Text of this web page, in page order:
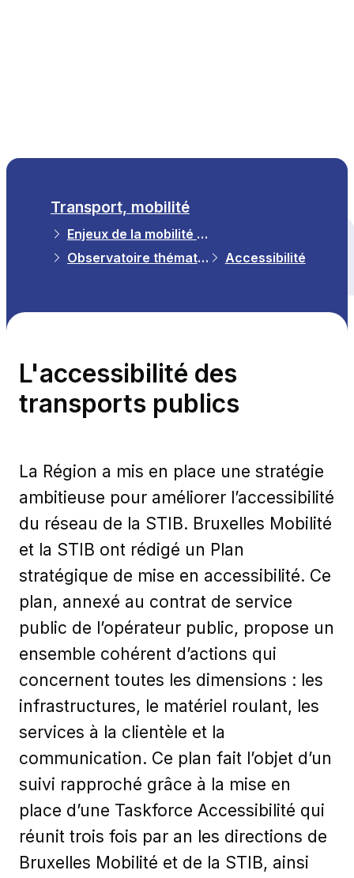
Tous les thèmes
Transport, mobilité
Enjeux de la mobilité et Observatoire
Observatoire thématique
Accessibilité
L'accessibilité des
transports publics
La Région a mis en place une stratégie
ambitieuse pour améliorer l’accessibilité
du réseau de la STIB. Bruxelles Mobilité
et la STIB ont rédigé un Plan
stratégique de mise en accessibilité. Ce
plan, annexé au contrat de service
public de l’opérateur public, propose un
ensemble cohérent d’actions qui
concernent toutes les dimensions : les
infrastructures, le matériel roulant, les
services à la clientèle et la
communication. Ce plan fait l’objet d’un
suivi rapproché grâce à la mise en
place d’une Taskforce Accessibilité qui
réunit trois fois par an les directions de
Bruxelles Mobilité et de la STIB, ainsi